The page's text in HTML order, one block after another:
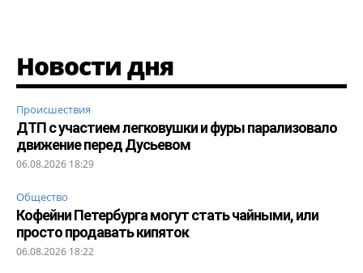
Новости дня
Происшествия
ДТП с участием легковушки и фуры парализовало
движение перед Дусьевом
06.08.2026 18:29
Общество
Кофейни Петербурга могут стать чайными, или
просто продавать кипяток
06.08.2026 18:22